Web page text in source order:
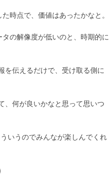
時点で、価値はあったかなと。
の解像度が低いのと、時期的に
を伝えるだけで、受け取る側に
、何が良いかなと思って思いつ
いうのでみんなが楽しんでくれ